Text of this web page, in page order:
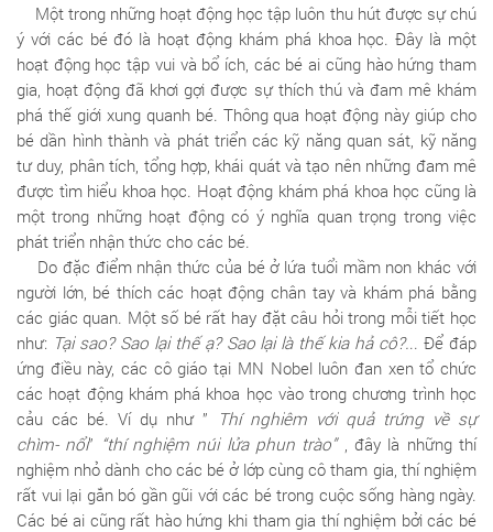
Một trong những hoạt động học tập luôn thu hút được sự chú
ý với các bé đó là hoạt động khám phá khoa học. Đây là một
hoạt động học tập vui và bổ ích, các bé ai cũng hào hứng tham
gia, hoạt động đã khơi gợi được sự thích thú và đam mê khám
phá thế giới xung quanh bé. Thông qua hoạt động này giúp cho
bé dần hình thành và phát triển các kỹ năng quan sát, kỹ năng
tư duy, phân tích, tổng hợp, khái quát và tạo nên những đam mê
được tìm hiểu khoa học. Hoạt động khám phá khoa học cũng là
một trong những hoạt động có ý nghĩa quan trọng trong việc
phát triển nhận thức cho các bé.
Do đặc điểm nhận thức của bé ở lứa tuổi mầm non khác với
người lớn, bé thích các hoạt động chân tay và khám phá bằng
các giác quan. Một số bé rất hay đặt câu hỏi trong mỗi tiết học
như: Tại sao? Sao lại thế ạ? Sao lại là thế kia hả cô?... Để đáp
ứng điều này, các cô giáo tại MN Nobel luôn đan xen tổ chức
các hoạt động khám phá khoa học vào trong chương trình học
cảu các bé. Ví dụ như ” Thí nghiêm với quả trứng về sự
chìm- nổi” “thí nghiệm núi lửa phun trào”, đây là những thí
nghiệm nhỏ dành cho các bé ở lớp cùng cô tham gia, thí nghiệm
rất vui lại gắn bó gần gũi với các bé trong cuộc sống hàng ngày.
Các bé ai cũng rất hào hứng khi tham gia thí nghiệm bởi các bé